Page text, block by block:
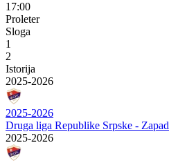
17:00
Proleter
Sloga
1
2
Istorija
2025-2026
2025-2026
Druga liga Republike Srpske - Zapad
2025-2026